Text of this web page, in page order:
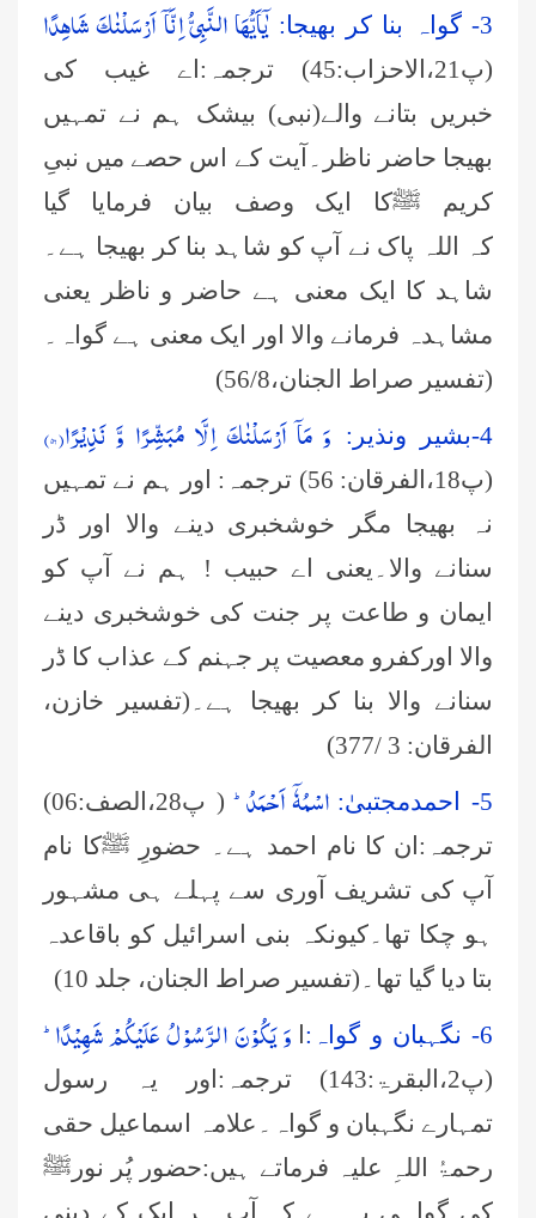
3-
گواہ بنا کر بھیجا: یٰۤاَیُّهَا النَّبِیُّ اِنَّاۤ اَرْسَلْنٰكَ شَاهِدًا
(پ21،الاحزاب:45) ترجمہ:اے غیب کی
خبریں بتانے والے(نبی) بیشک ہم نے تمہیں
بھیجا حاضر ناظر۔آیت کے اس حصے میں نبیِ
کریم ﷺکا ایک وصف بیان فرمایا گیا
کہ اللہ پاک نے آپ کو شاہد بنا کر بھیجا ہے۔
شاہد کا ایک معنی ہے حاضر و ناظر یعنی
مشاہدہ فرمانے والا اور ایک معنی ہے گواہ۔
(تفسیر صراط الجنان،8/
(56
4-بشیر ونذیر:
وَ مَاۤ اَرْسَلْنٰكَ اِلَّا مُبَشِّرًا وَّ نَذِیْرًا(۵۶)
(پ18،الفرقان: 56) ترجمہ: اور ہم نے تمہیں
نہ بھیجا مگر خوشخبری دینے والا اور ڈر
سنانے والا۔یعنی اے حبیب ! ہم نے آپ کو
ایمان و طاعت پر جنت کی خوشخبری دینے
والا اورکفرو معصیت پر جہنم کے عذاب کا ڈر
سنانے والا بنا کر بھیجا ہے۔(تفسیر خازن،
الفرقان: 3
/377)
5-
احمدمجتبیٰ: اسْمُهٗۤ اَحْمَدُؕ-
( پ28،الصف:06)
ترجمہ:ان کا نام احمد ہے۔ حضورِ ﷺکا نام
آپ کی تشریف آوری سے پہلے ہی مشہور
ہو چکا تھا۔کیونکہ بنی اسرائیل کو باقاعدہ
بتا دیا گیا تھا۔(تفسیر صراط الجنان، جلد 10)
6-
نگہبان و گواہ: وَ یَكُوْنَ الرَّسُوْلُ عَلَیْكُمْ شَهِیْدًاؕ-
(پ2،البقرۃ:143) ترجمہ:اور یہ رسول
تمہارے نگہبان و گواہ۔علامہ اسماعیل حقی
رحمۃُ اللہِ علیہ
فرماتے ہیں:حضور پُر نورﷺ
کی گواہی یہ ہے کہ آپ ہر ایک کے دینی